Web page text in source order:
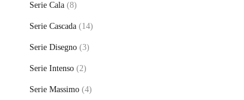
Serie Cala (8)
Serie Cascada (14)
Serie Disegno (3)
Serie Intenso (2)
Serie Massimo (4)